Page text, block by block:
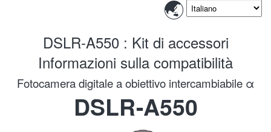
DSLR-A550 : Kit di accessori
Informazioni sulla compatibilità
Fotocamera digitale a obiettivo intercambiabile α
DSLR-A550